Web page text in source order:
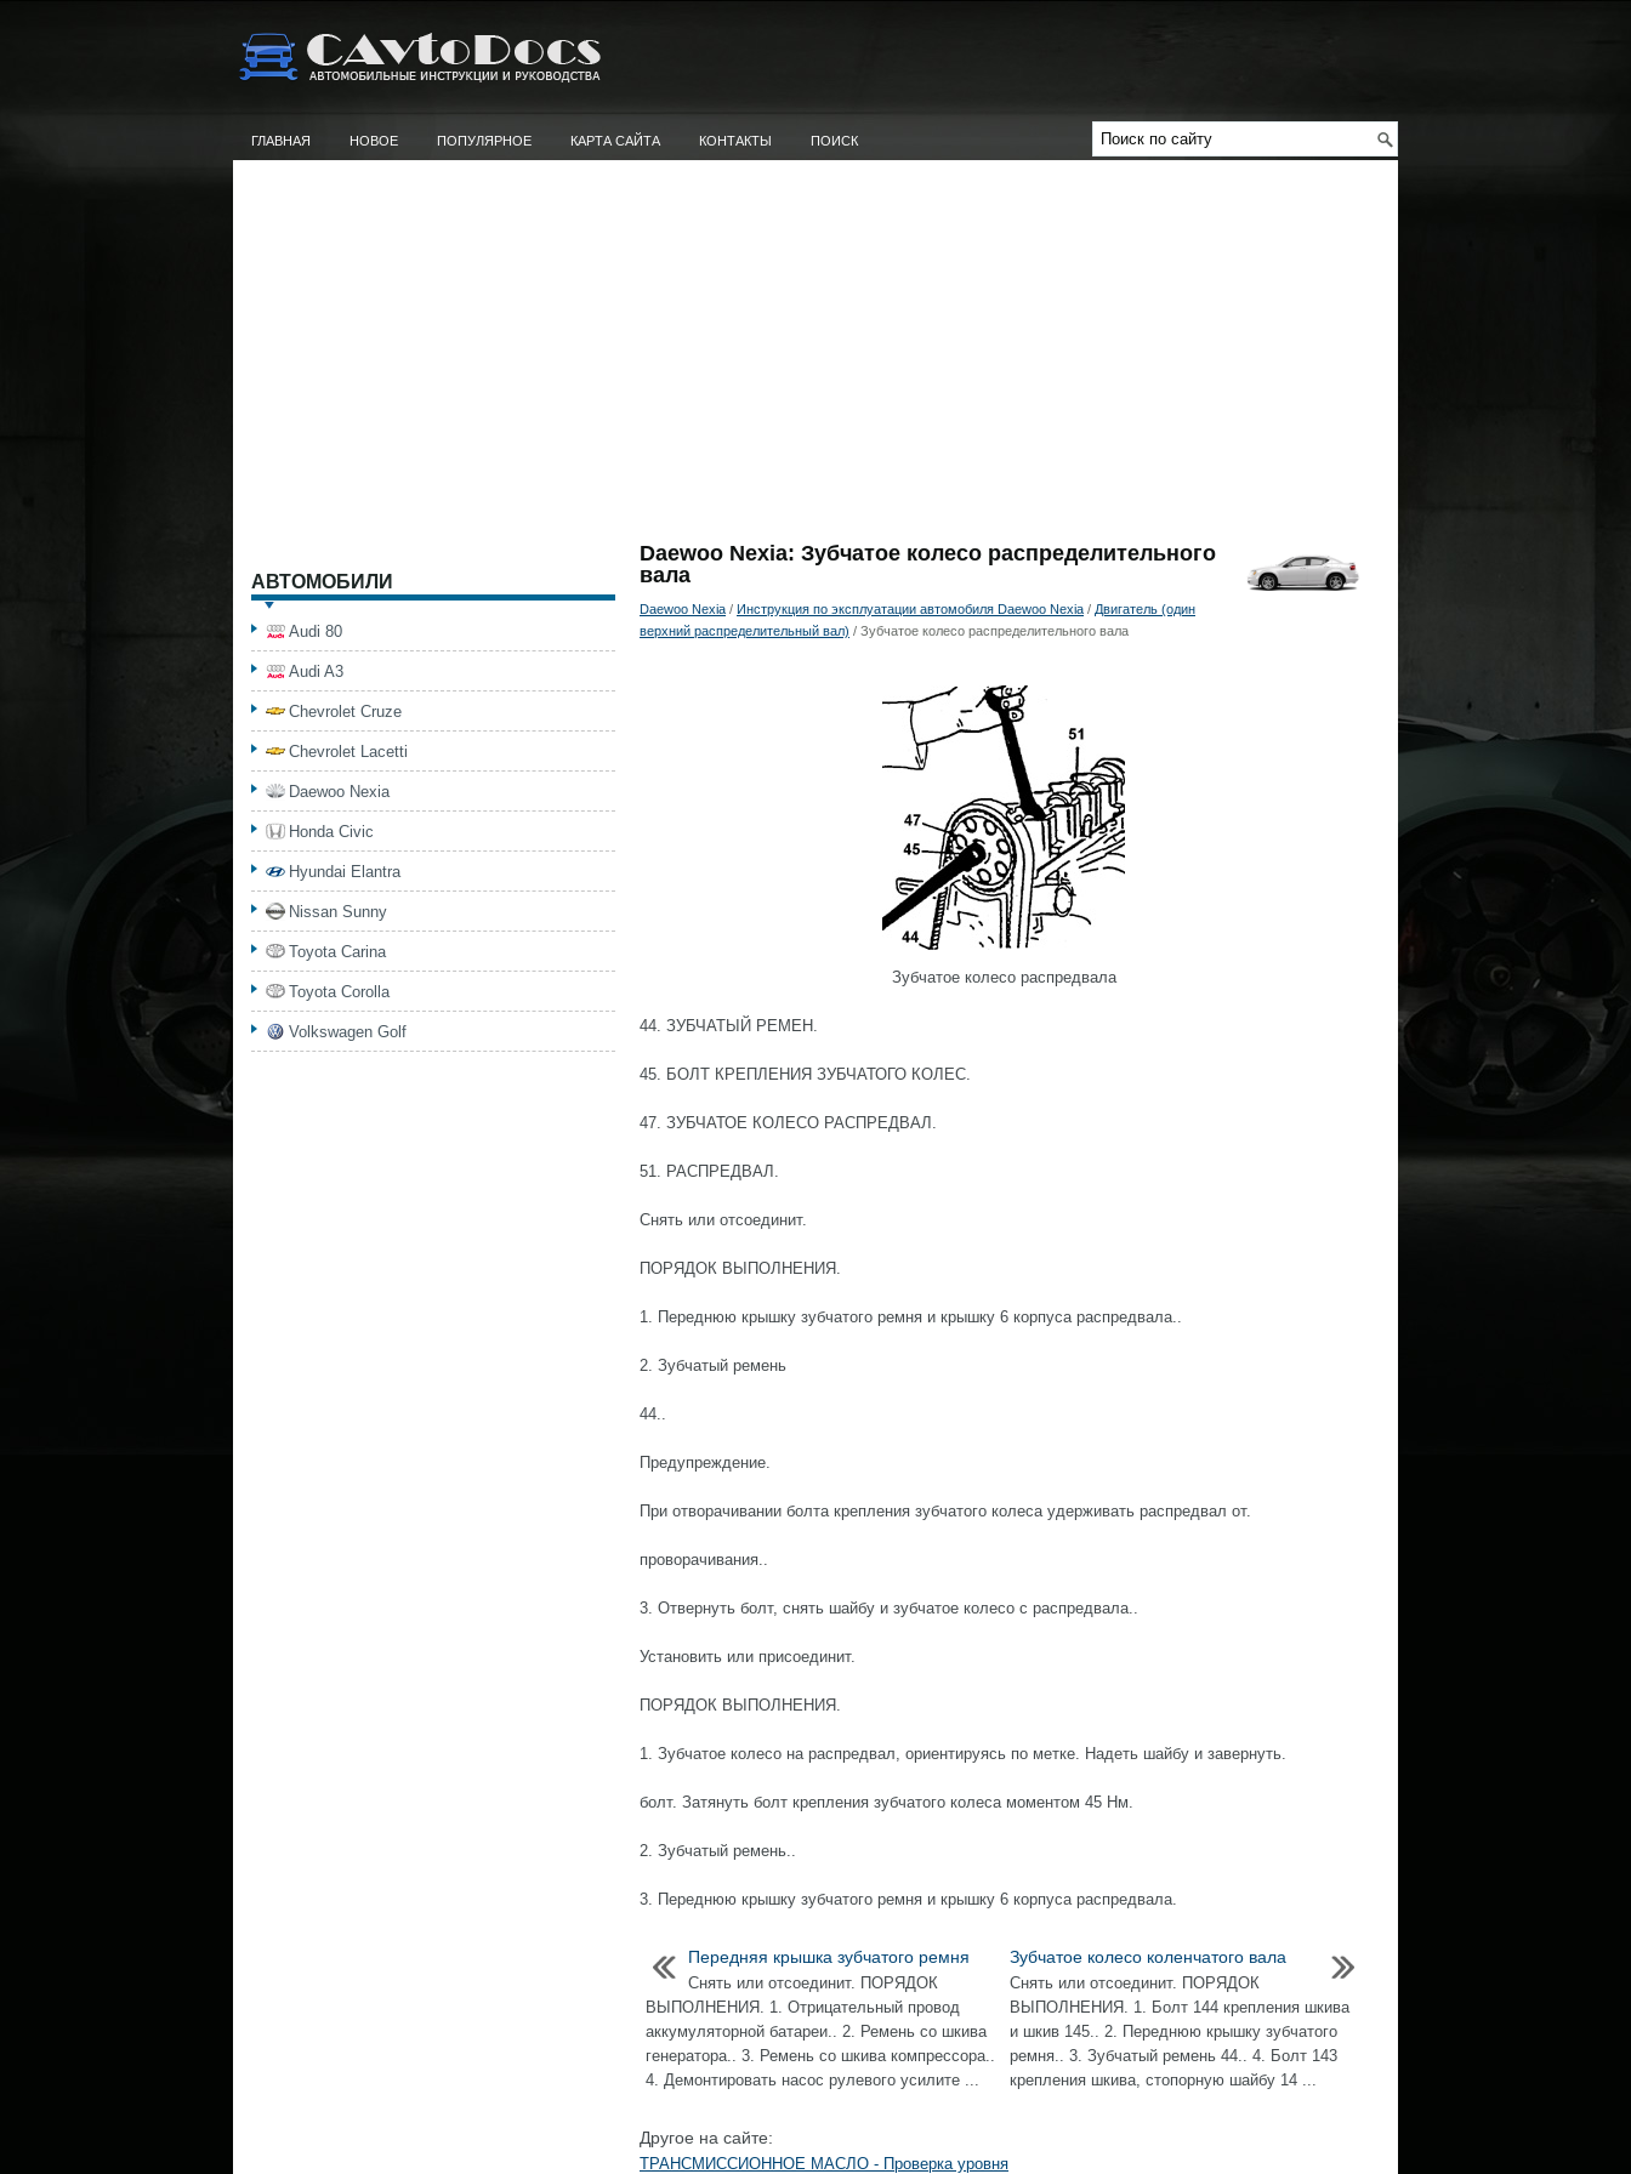
ГЛАВНАЯ НОВОЕ ПОПУЛЯРНОЕ КАРТА САЙТА КОНТАКТЫ ПОИСК
Daewoo Nexia: Зубчатое колесо распределительного
вала
Daewoo Nexia / Инструкция по эксплуатации автомобиля Daewoo Nexia / Двигатель (один
верхний распределительный вал) / Зубчатое колесо распределительного вала
Зубчатое колесо распредвала
44. ЗУБЧАТЫЙ РЕМЕН.
45. БОЛТ КРЕПЛЕНИЯ ЗУБЧАТОГО КОЛЕС.
47. ЗУБЧАТОЕ КОЛЕСО РАСПРЕДВАЛ.
51. РАСПРЕДВАЛ.
Снять или отсоединит.
ПОРЯДОК ВЫПОЛНЕНИЯ.
1. Переднюю крышку зубчатого ремня и крышку 6 корпуса распредвала..
2. Зубчатый ремень
44..
Предупреждение.
При отворачивании болта крепления зубчатого колеса удерживать распредвал от.
проворачивания..
3. Отвернуть болт, снять шайбу и зубчатое колесо с распредвала..
Установить или присоединит.
ПОРЯДОК ВЫПОЛНЕНИЯ.
1. Зубчатое колесо на распредвал, ориентируясь по метке. Надеть шайбу и завернуть.
болт. Затянуть болт крепления зубчатого колеса моментом 45 Нм.
2. Зубчатый ремень..
3. Переднюю крышку зубчатого ремня и крышку 6 корпуса распредвала.
Передняя крышка зубчатого ремня
Снять или отсоединит. ПОРЯДОК
ВЫПОЛНЕНИЯ. 1. Отрицательный провод
аккумуляторной батареи.. 2. Ремень со шкива
генератора.. 3. Ремень со шкива компрессора..
4. Демонтировать насос рулевого усилите ...
Зубчатое колесо коленчатого вала
Снять или отсоединит. ПОРЯДОК
ВЫПОЛНЕНИЯ. 1. Болт 144 крепления шкива
и шкив 145.. 2. Переднюю крышку зубчатого
ремня.. 3. Зубчатый ремень 44.. 4. Болт 143
крепления шкива, стопорную шайбу 14 ...
Другое на сайте:
ТРАНСМИССИОННОЕ МАСЛО - Проверка уровня
АВТОМОБИЛИ
Audi 80
Audi A3
Chevrolet Cruze
Chevrolet Lacetti
Daewoo Nexia
Honda Civic
Hyundai Elantra
Nissan Sunny
Toyota Carina
Toyota Corolla
Volkswagen Golf